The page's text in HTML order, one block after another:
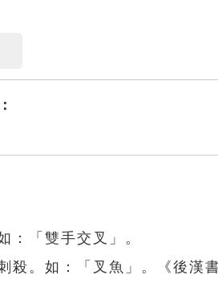
：「雙手交叉」。
殺。如：「叉魚」。《後漢